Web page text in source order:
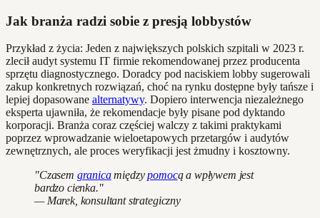
Jak branża radzi sobie z presją lobbystów
Przykład z życia: Jeden z największych polskich szpitali w 2023 r.
zlecił audyt systemu IT firmie rekomendowanej przez producenta
sprzętu diagnostycznego. Doradcy pod naciskiem lobby sugerowali
zakup konkretnych rozwiązań, choć na rynku dostępne były tańsze i
lepiej dopasowane alternatywy. Dopiero interwencja niezależnego
eksperta ujawniła, że rekomendacje były pisane pod dyktando
korporacji. Branża coraz częściej walczy z takimi praktykami
poprzez wprowadzanie wieloetapowych przetargów i audytów
zewnętrznych, ale proces weryfikacji jest żmudny i kosztowny.
"Czasem granicamiędzypomocą a wpływem jest
bardzo cienka."
— Marek, konsultant strategiczny